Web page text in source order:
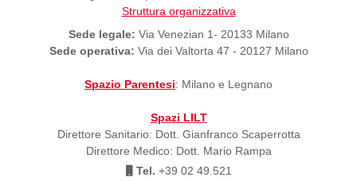
Struttura organizzativa
Sede legale: Via Venezian 1- 20133 Milano
Sede operativa: Via dei Valtorta 47 - 20127 Milano
Spazio Parentesi: Milano e Legnano
Spazi LILT
Direttore Sanitario: Dott. Gianfranco Scaperrotta
Direttore Medico: Dott. Mario Rampa
Tel. +39 02 49.521